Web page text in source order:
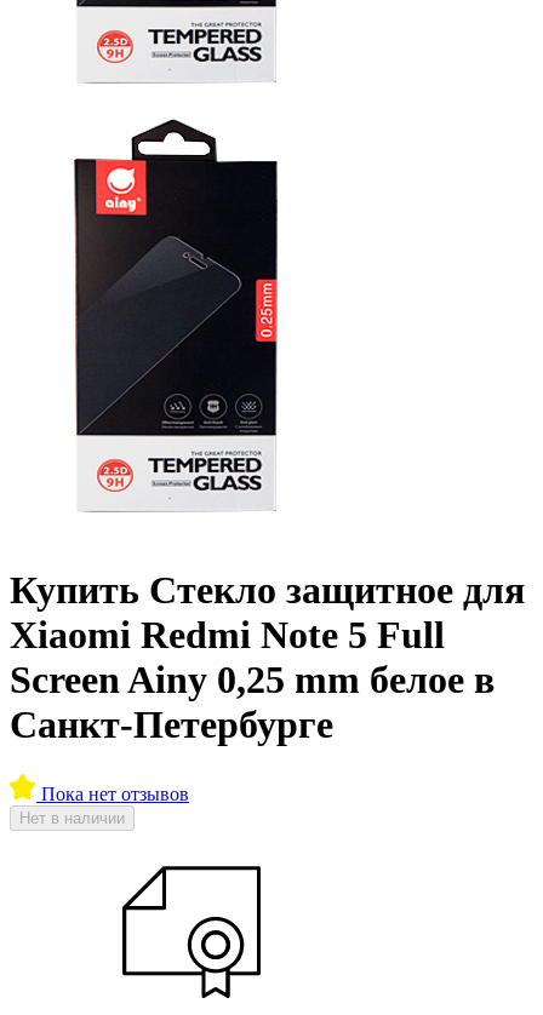
Купить Стекло защитное для
Xiaomi Redmi Note 5 Full
Screen Ainy 0,25 mm белое в
Санкт-Петербурге
Пока нет отзывов
Нет в наличии